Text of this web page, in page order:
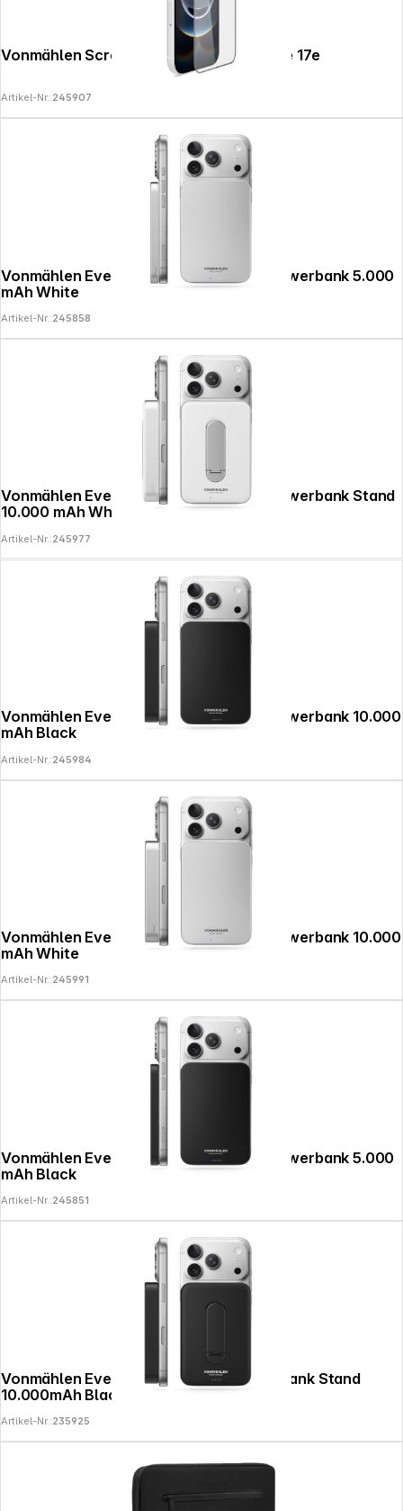
Vonmählen Screen Protector Pro iPhone 17e
Artikel-Nr.:245907
Vonmählen Evergreen Mag Magnetic Powerbank 5.000
mAh White
Artikel-Nr.:245858
Vonmählen Evergreen Mag Magnetic Powerbank Stand
10.000 mAh White
Artikel-Nr.:245977
Vonmählen Evergreen Mag Magnetic Powerbank 10.000
mAh Black
Artikel-Nr.:245984
Vonmählen Evergreen Mag Magnetic Powerbank 10.000
mAh White
Artikel-Nr.:245991
Vonmählen Evergreen Mag Magnetic Powerbank 5.000
mAh Black
Artikel-Nr.:245851
Vonmählen Evergreen Magnetic Powerbank Stand
10.000mAh Black
Artikel-Nr.:235925